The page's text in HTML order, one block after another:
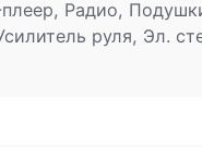
Радио,
руля, Эл.